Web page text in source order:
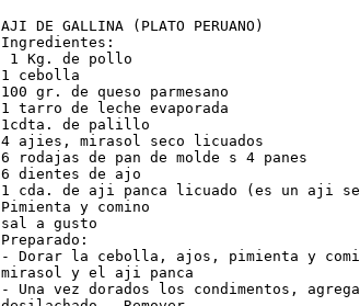
AJI DE GALLINA (PLATO PERUANO)
Ingredientes:
1 Kg. de pollo
1 cebolla
100 gr. de queso parmesano
1 tarro de leche evaporada
1cdta. de palillo
4 ajies, mirasol seco licuados
6 rodajas de pan de molde s 4 panes
6 dientes de ajo
1 cda. de aji panca licuado (es un aji
Pimienta y comino
sal a gusto
Preparado:
- Dorar la cebolla, ajos, pimienta y
mirasol y el aji panca
- Una vez dorados los condimentos,